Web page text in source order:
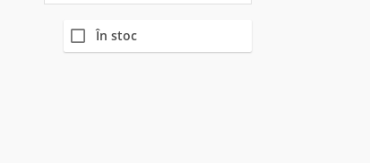
În stoc